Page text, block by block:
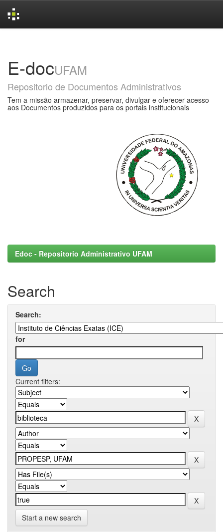
E-docUFAM
Repositorio de Documentos Administrativos
Tem a missão armazenar, preservar, divulgar e oferecer acesso
aos Documentos produzidos para os portais institucionais
Edoc - Repositorio Administrativo UFAM
Search
Search:
for
Current filters:
Start a new search